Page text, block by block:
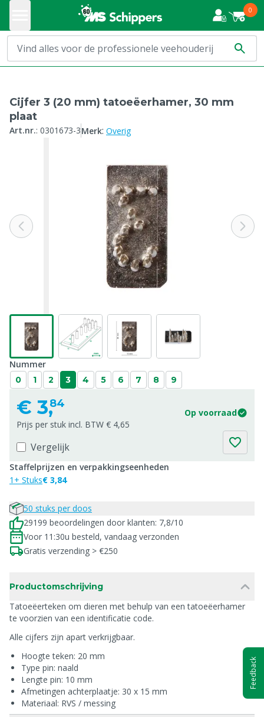
0
Cijfer 3 (20 mm) tatoeëerhamer, 30 mm
plaat
Art.nr.: 0301673-3Merk: Overig
Nummer
0 1 2 3 4 5 6 7 8 9
€ 3,84
Op voorraad
Prijs per stuk incl. BTW € 4,65
Vergelijk
Staffelprijzen en verpakkingseenheden
1+ Stuks€ 3,84
50 stuks per doos
29199 beoordelingen door klanten: 7,8/10
Voor 11:30u besteld, vandaag verzonden
Gratis verzending > €250
Productomschrijving
Tatoeëerteken om dieren met behulp van een tatoeëerhamer
te voorzien van een identificatie code.
Alle cijfers zijn apart verkrijgbaar.
Hoogte teken: 20 mm
Type pin: naald
Lengte pin: 10 mm
Afmetingen achterplaatje: 30 x 15 mm
Materiaal: RVS / messing
Feedback